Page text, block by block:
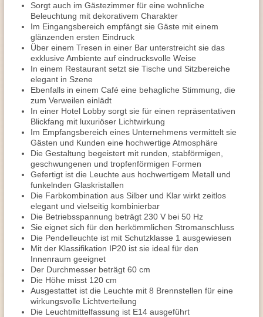
Sorgt auch im Gästezimmer für eine wohnliche
Beleuchtung mit dekorativem Charakter
Im Eingangsbereich empfängt sie Gäste mit einem
glänzenden ersten Eindruck
Über einem Tresen in einer Bar unterstreicht sie das
exklusive Ambiente auf eindrucksvolle Weise
In einem Restaurant setzt sie Tische und Sitzbereiche
elegant in Szene
Ebenfalls in einem Café eine behagliche Stimmung, die
zum Verweilen einlädt
In einer Hotel Lobby sorgt sie für einen repräsentativen
Blickfang mit luxuriöser Lichtwirkung
Im Empfangsbereich eines Unternehmens vermittelt sie
Gästen und Kunden eine hochwertige Atmosphäre
Die Gestaltung begeistert mit runden, stabförmigen,
geschwungenen und tropfenförmigen Formen
Gefertigt ist die Leuchte aus hochwertigem Metall und
funkelnden Glaskristallen
Die Farbkombination aus Silber und Klar wirkt zeitlos
elegant und vielseitig kombinierbar
Die Betriebsspannung beträgt 230 V bei 50 Hz
Sie eignet sich für den herkömmlichen Stromanschluss
Die Pendelleuchte ist mit Schutzklasse 1 ausgewiesen
Mit der Klassifikation IP20 ist sie ideal für den
Innenraum geeignet
Der Durchmesser beträgt 60 cm
Die Höhe misst 120 cm
Ausgestattet ist die Leuchte mit 8 Brennstellen für eine
wirkungsvolle Lichtverteilung
Die Leuchtmittelfassung ist E14 ausgeführt